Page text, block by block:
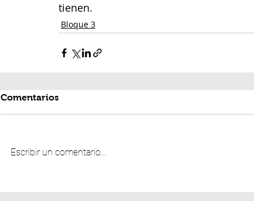
tienen.
Bloque 3
Comentarios
Escribir un comentario...